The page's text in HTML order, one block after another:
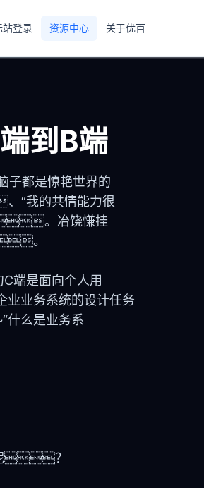
站登录 资源中心 关于优百
到B端
子都是惊艳世界的
“我的共情能力很
。冶饶慊挂
。
端是面向个人用
业务系统的设计任务
什么是业务系
？